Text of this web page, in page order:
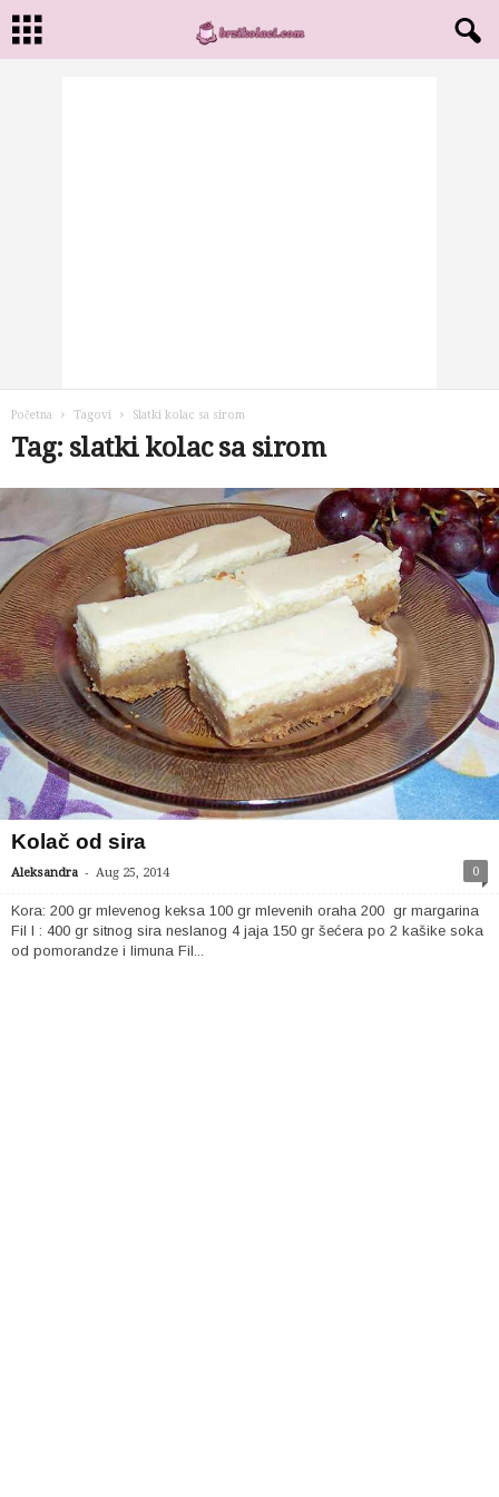
Početna Tagovi Slatki kolac sa sirom
Tag: slatki kolac sa sirom
Kolač od sira
Aleksandra - Aug 25, 2014 0
Kora: 200 gr mlevenog keksa 100 gr mlevenih oraha 200 gr margarina
Fil I : 400 gr sitnog sira neslanog 4 jaja 150 gr šećera po 2 kašike soka
od pomorandze i limuna Fil...